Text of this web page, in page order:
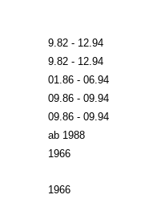
9.82 - 12.94
9.82 - 12.94
01.86 - 06.94
09.86 - 09.94
09.86 - 09.94
ab 1988
1966
1966